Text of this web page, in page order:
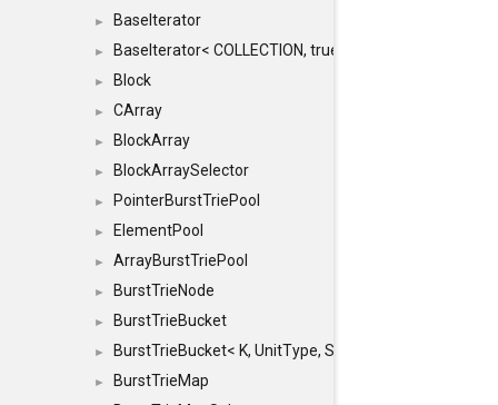
► BaseIterator
► BaseIterator< COLLECTION, true >
► Block
► CArray
► BlockArray
► BlockArraySelector
► PointerBurstTriePool
► ElementPool
► ArrayBurstTriePool
► BurstTrieNode
► BurstTrieBucket
► BurstTrieBucket< K, UnitType, SIZE >
►
BurstTrieMap